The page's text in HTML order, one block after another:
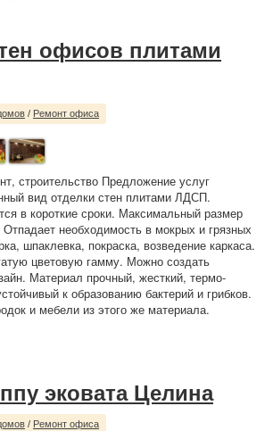
офисов плитами
/ Ремонт офиса
строительство Предложение услуг
вид отделки стен плитами ЛДСП.
в короткие сроки. Максимальный размер
необходимость в мокрых и грязных
шпаклевка, покраска, возведение каркаса.
цветовую гамму. Можно создать
Материал прочный, жесткий, термо-
к образованию бактерий и грибков.
и мебели из этого же материала.
эковата Целина
/ Ремонт офиса